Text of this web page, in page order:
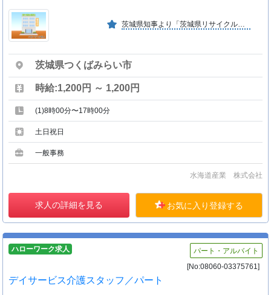
茨城県知事より「茨城県リサイクル優良事業所」の受賞 業界でいち早く完全週休２日制を取り入れる等、家庭的な会社です
茨城県つくばみらい市
時給:1,200円 ～ 1,200円
(1)8時00分〜17時00分
土日祝日
一般事務
水海道産業 株式会社
求人の詳細を見る お気に入り登録する
ハローワーク求人
パート・アルバイト
[No:08060-03375761]
デイサービス介護スタッフ／パート